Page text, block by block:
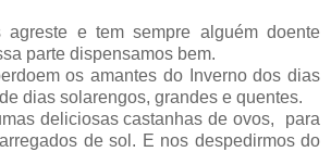
e tem sempre alguém doente
parte dispensamos bem.
os amantes do Inverno dos dias
dias solarengos, grandes e quentes.
deliciosas castanhas de ovos, para
de sol. E nos despedirmos do